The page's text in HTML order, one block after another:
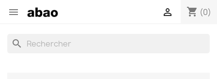
 shopping_cart (0)

search